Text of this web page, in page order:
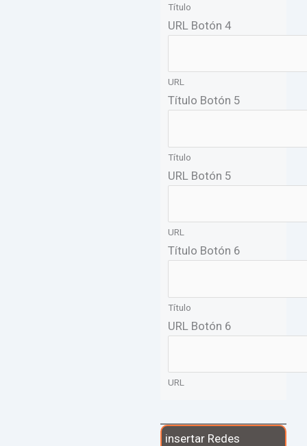
Título
URL Botón 4
URL
Título Botón 5
Título
URL Botón 5
URL
Título Botón 6
Título
URL Botón 6
URL
insertar Redes